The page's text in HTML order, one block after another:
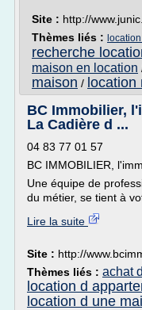
Site : http://
Thèmes liés :
recherche
maison en location
maison /
BC Immobilier,
La Cadière d ...
04 83 77 01 57
BC IMMOBILIER,
Une équipe de
du métier, se tient à
Lire la suite
Site : http://
Thèmes liés : achat
location d
location d une